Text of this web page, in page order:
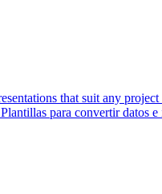
that suit any project
Plantillas para convertir datos